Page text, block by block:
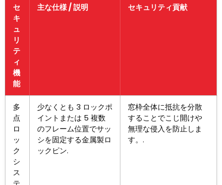
セ
キ
ュ
リ
テ
ィ
機
能
主な仕様 / 説明 セキュリティ貢献
多
点
ロ
ッ
ク
シ
ス
少なくとも 3 ロックポ
イントまたは 5 複数
のフレーム位置でサッ
シを固定する金属製ロ
ックピン.
窓枠全体に抵抗を分散
することでこじ開けや
無理な侵入を防止しま
す。.